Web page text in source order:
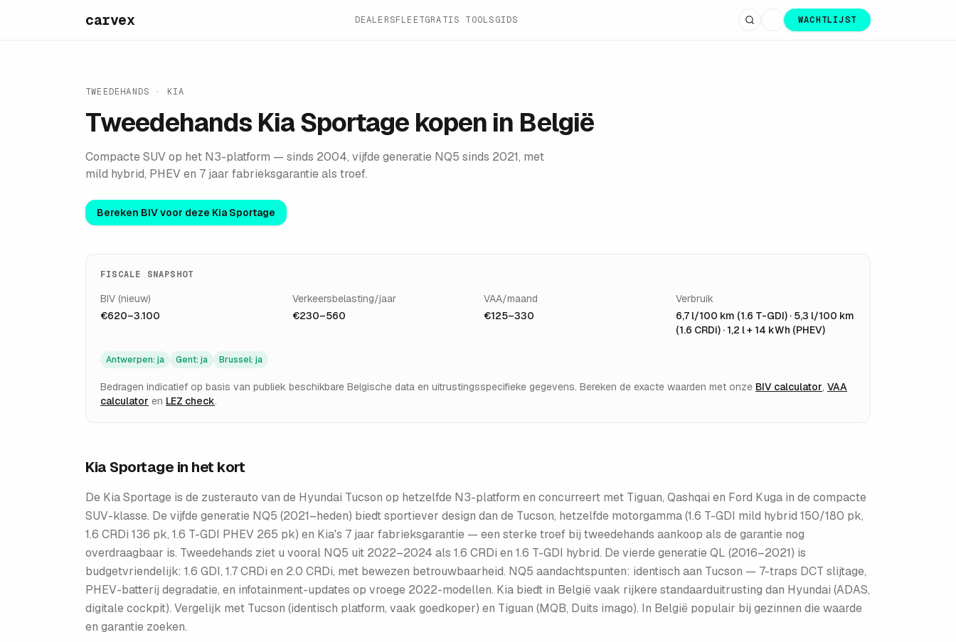
carvex DEALERSFLEETGRATIS TOOLSGIDS WACHTLIJST
TWEEDEHANDS · KIA
Tweedehands Kia Sportage kopen in België
Compacte SUV op het N3-platform — sinds 2004, vijfde generatie NQ5 sinds 2021, met
mild hybrid, PHEV en 7 jaar fabrieksgarantie als troef.
Bereken BIV voor deze Kia Sportage
FISCALE SNAPSHOT
BIV (nieuw)
€620–3.100
Verkeersbelasting/jaar
€230–560
VAA/maand
€125–330
Verbruik
6,7 l/100 km (1.6 T-GDI) · 5,3 l/100 km
(1.6 CRDi) · 1,2 l + 14 kWh (PHEV)
Antwerpen: ja Gent: ja Brussel: ja
Bedragen indicatief op basis van publiek beschikbare Belgische data en uitrustingsspecifieke gegevens. Bereken de exacte waarden met onze BIV calculator, VAA
calculator en LEZ check.
Kia Sportage in het kort
De Kia Sportage is de zusterauto van de Hyundai Tucson op hetzelfde N3-platform en concurreert met Tiguan, Qashqai en Ford Kuga in de compacte
SUV-klasse. De vijfde generatie NQ5 (2021–heden) biedt sportiever design dan de Tucson, hetzelfde motorgamma (1.6 T-GDI mild hybrid 150/180 pk,
1.6 CRDi 136 pk, 1.6 T-GDI PHEV 265 pk) en Kia's 7 jaar fabrieksgarantie — een sterke troef bij tweedehands aankoop als de garantie nog
overdraagbaar is. Tweedehands ziet u vooral NQ5 uit 2022–2024 als 1.6 CRDi en 1.6 T-GDI hybrid. De vierde generatie QL (2016–2021) is
budgetvriendelijk: 1.6 GDI, 1.7 CRDi en 2.0 CRDi, met bewezen betrouwbaarheid. NQ5 aandachtspunten: identisch aan Tucson — 7-traps DCT slijtage,
PHEV-batterij degradatie, en infotainment-updates op vroege 2022-modellen. Kia biedt in België vaak rijkere standaarduitrusting dan Hyundai (ADAS,
digitale cockpit). Vergelijk met Tucson (identisch platform, vaak goedkoper) en Tiguan (MQB, Duits imago). In België populair bij gezinnen die waarde
en garantie zoeken.